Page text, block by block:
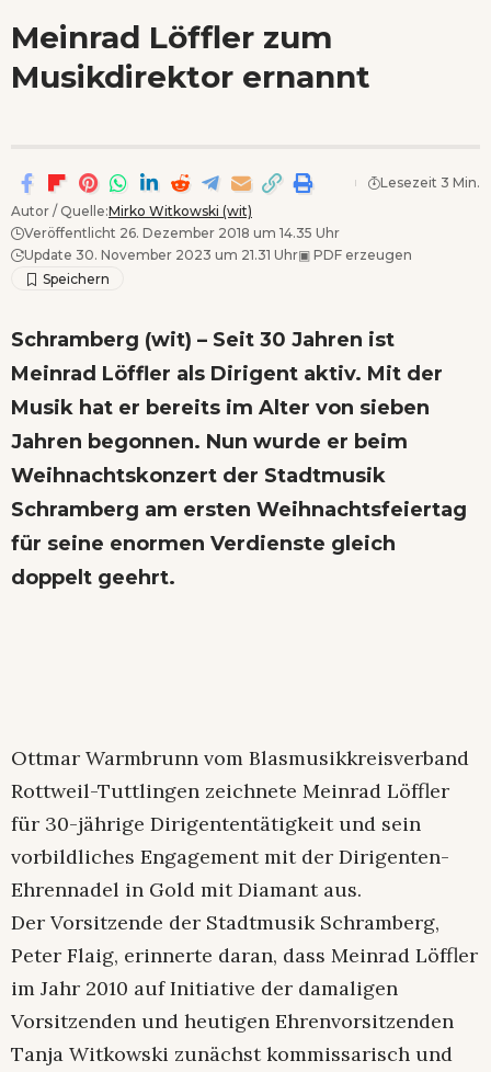
Meinrad Löffler zum
Musikdirektor ernannt
Autor / Quelle:Mirko Witkowski (wit)
Veröffentlicht 26. Dezember 2018 um 14.35 Uhr
Update 30. November 2023 um 21.31 Uhr▣ PDF erzeugen
Lesezeit 3 Min.
Schramberg (wit) – Seit 30 Jahren ist
Meinrad Löffler als Dirigent aktiv. Mit der
Musik hat er bereits im Alter von sieben
Jahren begonnen. Nun wurde er beim
Weihnachtskonzert der Stadtmusik
Schramberg am ersten Weihnachtsfeiertag
für seine enormen Verdienste gleich
doppelt geehrt.
Ottmar Warmbrunn vom Blasmusikkreisverband
Rottweil-Tuttlingen zeichnete Meinrad Löffler
für 30-jährige Dirigententätigkeit und sein
vorbildliches Engagement mit der Dirigenten-
Ehrennadel in Gold mit Diamant aus.
Der Vorsitzende der Stadtmusik Schramberg,
Peter Flaig, erinnerte daran, dass Meinrad Löffler
im Jahr 2010 auf Initiative der damaligen
Vorsitzenden und heutigen Ehrenvorsitzenden
Tanja Witkowski zunächst kommissarisch und